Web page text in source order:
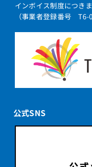
インボイス制度につき
（事業者登録番号 T6-
公式SNS